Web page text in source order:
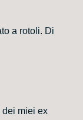
a rotoli. Di
dei miei ex